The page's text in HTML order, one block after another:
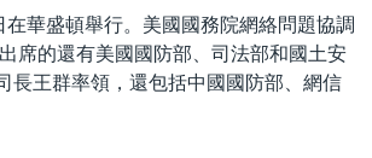
華盛頓舉行。美國國務院網絡問題協調
席的還有美國國防部、司法部和國土安
長王群率領，還包括中國國防部、網信